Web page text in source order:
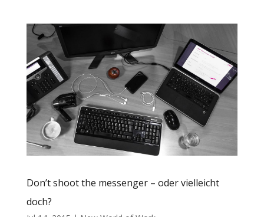
Don’t shoot the messenger – oder vielleicht
doch?